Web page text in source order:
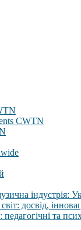
CWTN
індустрія:
досвід,
педагогічні та